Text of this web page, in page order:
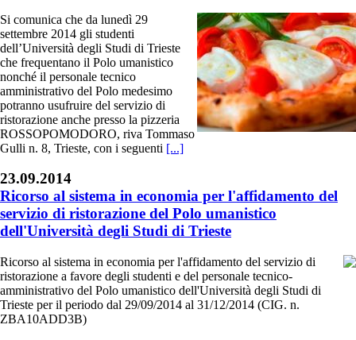
Si comunica che da lunedì 29
settembre 2014 gli studenti
dell’Università degli Studi di Trieste
che frequentano il Polo umanistico
nonché il personale tecnico
amministrativo del Polo medesimo
potranno usufruire del servizio di
ristorazione anche presso la pizzeria
ROSSOPOMODORO, riva Tommaso
Gulli n. 8, Trieste, con i seguenti [...]
23.09.2014
Ricorso al sistema in economia per l'affidamento del
servizio di ristorazione del Polo umanistico
dell'Università degli Studi di Trieste
Ricorso al sistema in economia per l'affidamento del servizio di
ristorazione a favore degli studenti e del personale tecnico-
amministrativo del Polo umanistico dell'Università degli Studi di
Trieste per il periodo dal 29/09/2014 al 31/12/2014 (CIG. n.
ZBA10ADD3B)